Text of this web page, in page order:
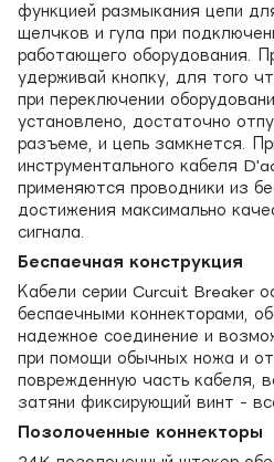
функцией размыкания цепи
щелчков и гула при
работающего оборудования.
удерживай кнопку, для того
при переключении
установлено, достаточно
разъеме, и цепь замкнется.
инструментального кабеля
применяются проводники из
достижения максимально
сигнала.
Беспаечная конструкция
Кабели серии Curcuit Breaker
беспаечными коннекторами,
надежное соединение и
при помощи обычных ножа и
поврежденную часть кабеля,
затяни фиксирующий винт -
Позолоченные коннекторы